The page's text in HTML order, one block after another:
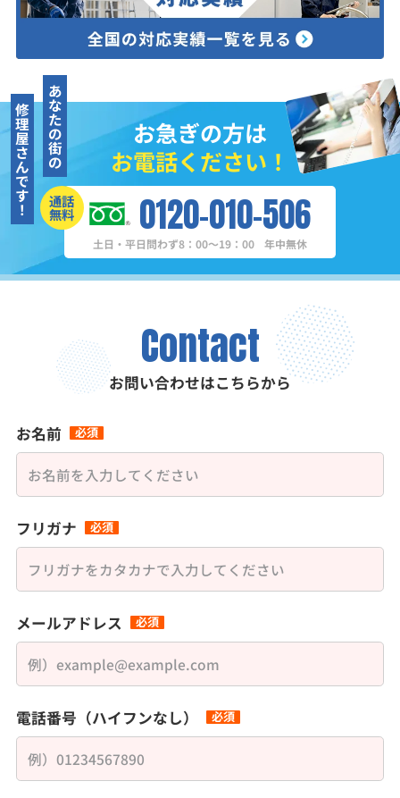
あ
な
た
の
街
の
修
理
屋
さ
ん
で
す
！
お急ぎの方は
お電話ください！
通話
無料 0120-010-506
土日・平日問わず8：00～19：00 年中無休
Contact
お問い合わせはこちらから
お名前 必須
フリガナ 必須
メールアドレス 必須
電話番号（ハイフンなし） 必須